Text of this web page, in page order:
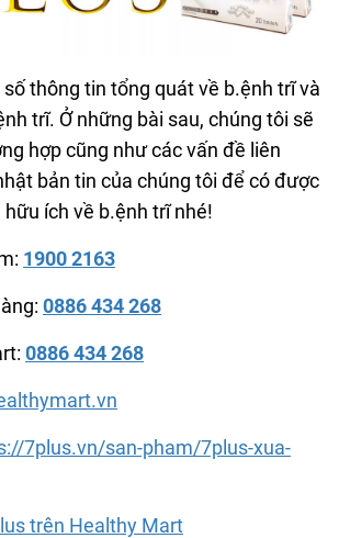
thông tin tổng quát về b.ệnh trĩ và
trĩ. Ở những bài sau, chúng tôi sẽ
hợp cũng như các vấn đề liên
bản tin của chúng tôi để có được
ích về b.ệnh trĩ nhé!
1900 2163
0886 434 268
0886 434 268
7plus.vn/san-pham/7plus-xua-
trên Healthy Mart